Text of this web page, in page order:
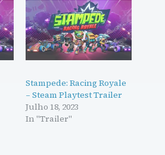
Stampede: Racing Royale
– Steam Playtest Trailer
Julho 18, 2023
In "Trailer"